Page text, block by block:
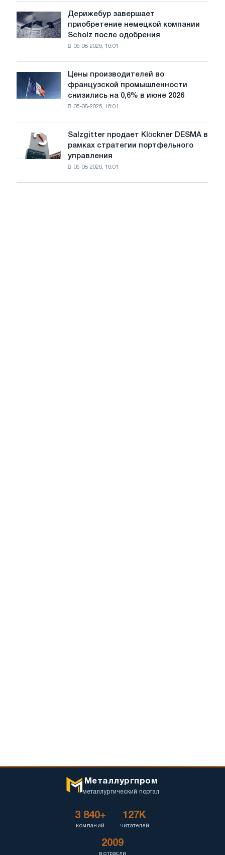
для
Белгорода
Дерижебур
завершает
приобретение
после
одобрения
Европейской
Дерижебур завершает
приобретение немецкой компании
Scholz после одобрения
05-08-2026, 16:01
Цены
производителей
во
0,6%
в
2026
Цены производителей во
французской промышленности
снизились на 0,6% в июне 2026
05-08-2026, 16:01
Salzgitter
продает
Klöckner
Salzgitter продает Klöckner DESMA в
рамках стратегии портфельного
управления
05-08-2026, 16:01
Металлургпром
металлургический портал
3 840+
компаний
127K
читателей
2009
в отрасли